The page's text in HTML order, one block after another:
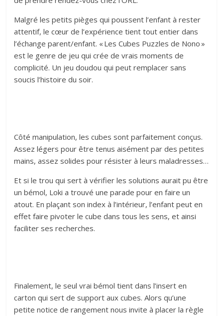
Malgré les petits pièges qui poussent l’enfant à rester
attentif, le cœur de l’expérience tient tout entier dans
l’échange parent/enfant. « Les Cubes Puzzles de Nono »
est le genre de jeu qui crée de vrais moments de
complicité. Un jeu doudou qui peut remplacer sans
soucis l’histoire du soir.
Côté manipulation, les cubes sont parfaitement conçus.
Assez légers pour être tenus aisément par des petites
mains, assez solides pour résister à leurs maladresses…
Et si le trou qui sert à vérifier les solutions aurait pu être
un bémol, Loki a trouvé une parade pour en faire un
atout. En plaçant son index à l’intérieur, l’enfant peut en
effet faire pivoter le cube dans tous les sens, et ainsi
faciliter ses recherches.
Finalement, le seul vrai bémol tient dans l’insert en
carton qui sert de support aux cubes. Alors qu’une
petite notice de rangement nous invite à placer la règle